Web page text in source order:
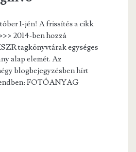
1-jén! A frissítés a cikk
2014-ben hozzá
tagkönyvtárak egységes
alap elemét. Az
blogbejegyzésben hírt
FOTÓANYAG